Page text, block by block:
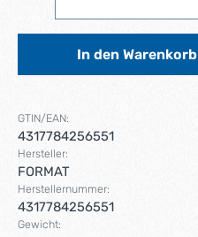
In den Warenkorb
GTIN/EAN:
4317784256551
Hersteller:
FORMAT
Herstellernummer:
4317784256551
Gewicht: